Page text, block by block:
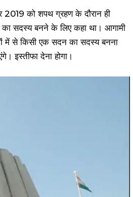
को शपथ ग्रहण के दौरान ही
का सदस्य बनने के लिए कहा था। आगामी
में से किसी एक सदन का सदस्य बनना
इस्तीफा देना होगा।